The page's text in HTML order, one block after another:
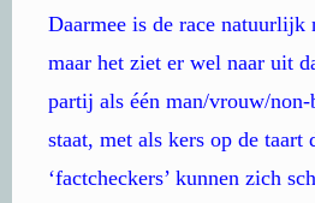
Daarmee is de race natuurlijk
maar het ziet er wel naar uit
partij als één man/vrouw/
staat, met als kers op de taart
‘factcheckers’ kunnen zich